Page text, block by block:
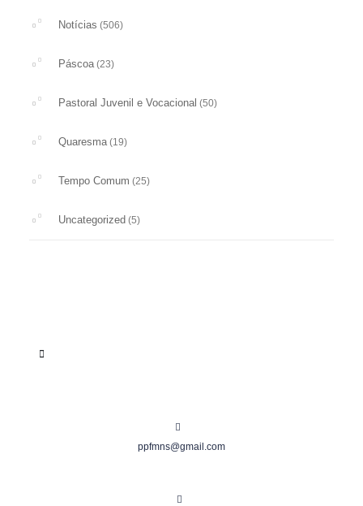
Notícias (506)
Páscoa(23)
Pastoral Juvenil e Vocacional (50)
Quaresma(19)
Tempo Comum (25)
Uncategorized (5)
ppfmns@gmail.com